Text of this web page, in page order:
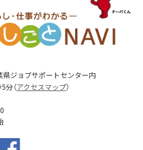
ジョブサポートセンター内
分（アクセスマップ）